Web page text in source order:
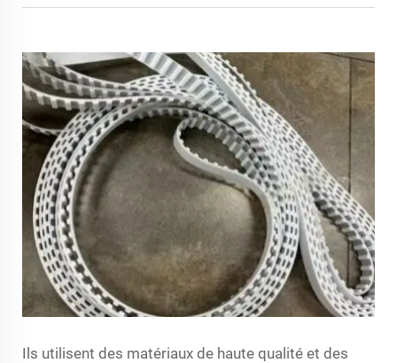
Ils utilisent des matériaux de haute qualité et des